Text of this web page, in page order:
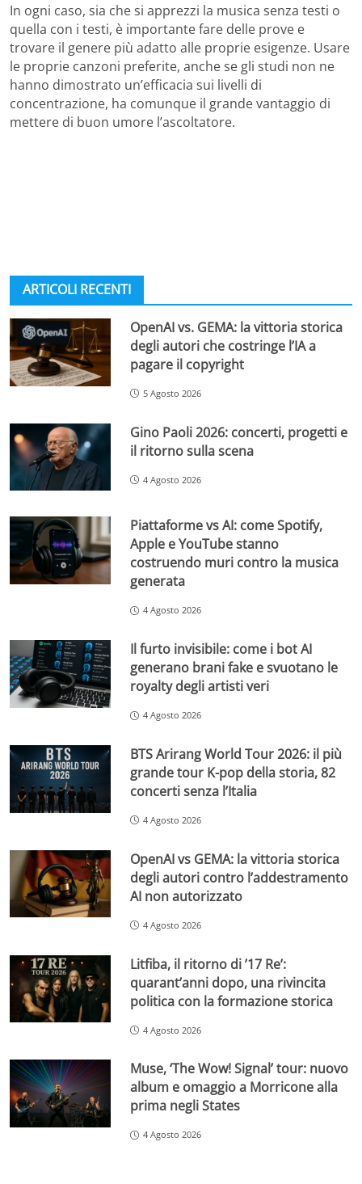
In ogni caso, sia che si apprezzi la musica senza testi o
quella con i testi, è importante fare delle prove e
trovare il genere più adatto alle proprie esigenze. Usare
le proprie canzoni preferite, anche se gli studi non ne
hanno dimostrato un’efficacia sui livelli di
concentrazione, ha comunque il grande vantaggio di
mettere di buon umore l’ascoltatore.
ARTICOLI RECENTI
OpenAI vs. GEMA: la vittoria storica
degli autori che costringe l’IA a
pagare il copyright
5 Agosto 2026
Gino Paoli 2026: concerti, progetti e
il ritorno sulla scena
4 Agosto 2026
Piattaforme vs AI: come Spotify,
Apple e YouTube stanno
costruendo muri contro la musica
generata
4 Agosto 2026
Il furto invisibile: come i bot AI
generano brani fake e svuotano le
royalty degli artisti veri
4 Agosto 2026
BTS Arirang World Tour 2026: il più
grande tour K-pop della storia, 82
concerti senza l’Italia
4 Agosto 2026
OpenAI vs GEMA: la vittoria storica
degli autori contro l’addestramento
AI non autorizzato
4 Agosto 2026
Litfiba, il ritorno di ’17 Re’:
quarant’anni dopo, una rivincita
politica con la formazione storica
4 Agosto 2026
Muse, ‘The Wow! Signal’ tour: nuovo
album e omaggio a Morricone alla
prima negli States
4 Agosto 2026